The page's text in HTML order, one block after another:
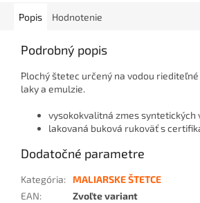
Popis Hodnotenie
Podrobný popis
Plochý štetec určený na vodou
laky a emulzie.
vysokokvalitná zmes syntetických
lakovaná buková rukoväť s
Dodatočné parametre
Kategória: MALIARSKE ŠTETCE
EAN: Zvoľte variant